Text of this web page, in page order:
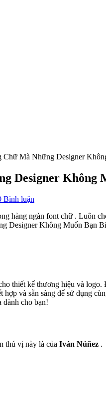
Chữ Mà Những Designer
Designer Không
Bình luận
hàng ngàn font chữ . Luôn
Designer Không Muốn Bạn
thiết kế thương hiệu và
và sẵn sàng để sử dụng
dành cho bạn!
thú vị này là của Iván Núñez .